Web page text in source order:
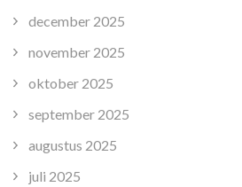
december 2025
november 2025
oktober 2025
september 2025
augustus 2025
juli 2025